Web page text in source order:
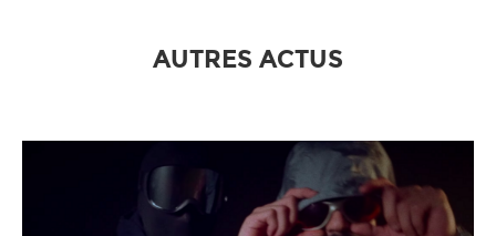
AUTRES ACTUS